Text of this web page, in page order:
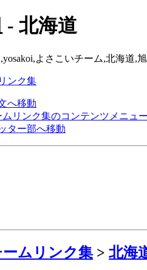
- 北海道
よさこいチーム,北海道
へ移動
リンク集のコンテンツメニュ
ター部へ移動
ムリンク集 > 北海